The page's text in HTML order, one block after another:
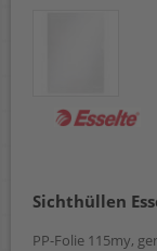
Sichthüllen
PP-Folie 115my,